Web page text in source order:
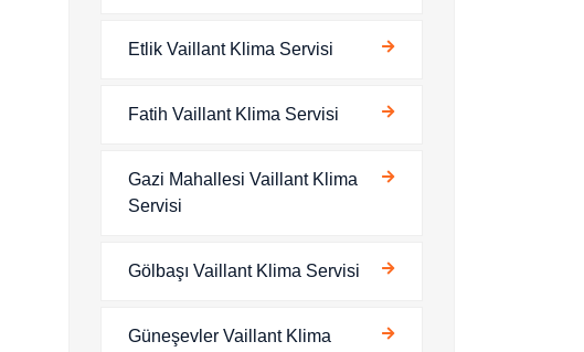
Etlik Vaillant Klima Servisi
Fatih Vaillant Klima Servisi
Gazi Mahallesi Vaillant Klima
Servisi
Gölbaşı Vaillant Klima Servisi
Güneşevler Vaillant Klima